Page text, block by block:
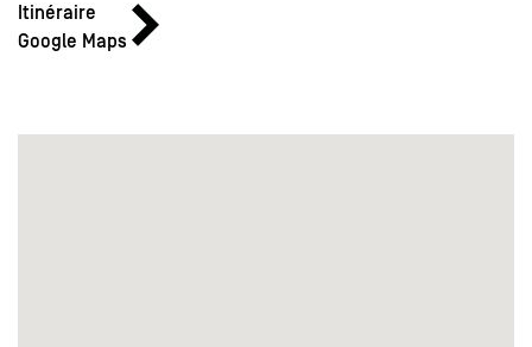
Itinéraire
Google Maps